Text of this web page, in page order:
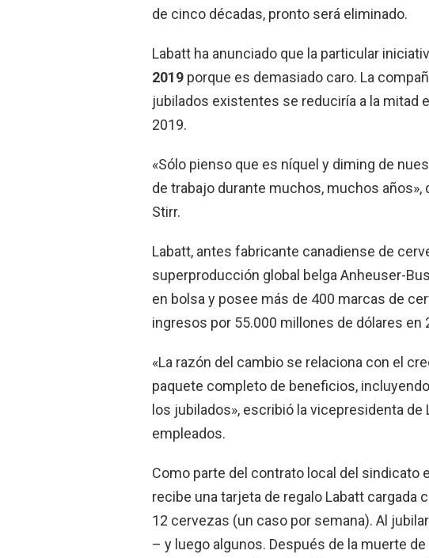
de cinco décadas, pronto será eliminado.
Labatt ha anunciado que la particular
2019 porque es demasiado caro. La
jubilados existentes se reduciría a la mitad
2019.
«Sólo pienso que es níquel y diming de
de trabajo durante muchos, muchos
Stirr.
Labatt, antes fabricante canadiense de
superproducción global belga Anheuser-
en bolsa y posee más de 400 marcas de
ingresos por 55.000 millones de dólares en
«La razón del cambio se relaciona con el
paquete completo de beneficios,
los jubilados», escribió la vicepresidenta de
empleados.
Como parte del contrato local del sindicato
recibe una tarjeta de regalo Labatt cargada
12 cervezas (un caso por semana). Al
– y luego algunos. Después de la muerte